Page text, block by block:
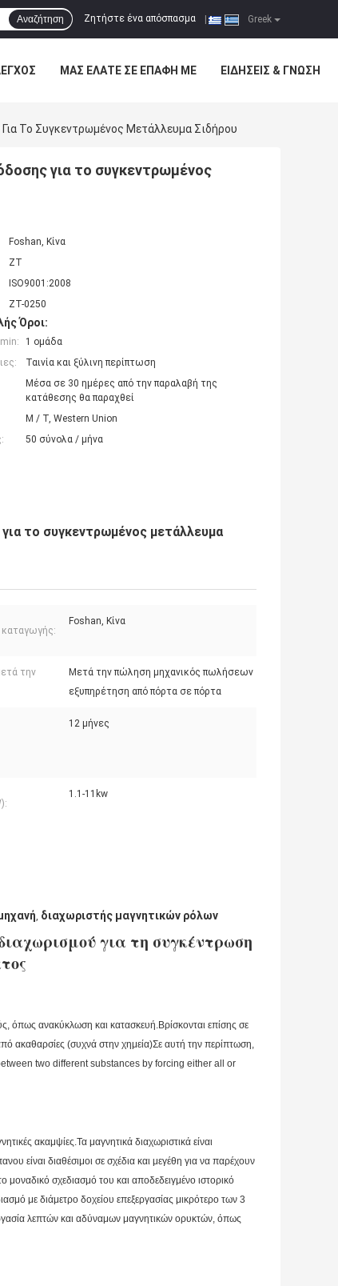
Greek
Ζητήστε ένα απόσπασμα
Αναζήτηση
ΜΑΣ ΕΛΆΤΕ ΣΕ ΕΠΑΦΉ ΜΕ ΕΙΔΉΣΕΙΣ & ΓΝΏΣΗ
Το Συγκεντρωμένος Μετάλλευμα Σιδήρου
για το συγκεντρωμένος
Foshan, Κίνα
ZT
ISO9001:2008
ZT-0250
Όροι:
1 ομάδα
Ταινία και ξύλινη περίπτωση
Μέσα σε 30 ημέρες από την παραλαβή της
κατάθεσης θα παραχθεί
Μ / Τ, Western Union
50 σύνολα / μήνα
το συγκεντρωμένος μετάλλευμα
καταγωγής:
Foshan, Κίνα
την
Μετά την πώληση μηχανικός πωλήσεων
εξυπηρέτηση από πόρτα σε πόρτα
12 μήνες
1.1-11kw
, διαχωριστής μαγνητικών ρόλων
για τη συγκέντρωση
όπως ανακύκλωση και κατασκευή.Βρίσκονται επίσης σε
ακαθαρσίες (συχνά στην χημεία)Σε αυτή την περίπτωση,
two different substances by forcing either all or
ακαμψίες.Τα μαγνητικά διαχωριστικά είναι
είναι διαθέσιμοι σε σχέδια και μεγέθη για να παρέχουν
μοναδικό σχεδιασμό του και αποδεδειγμένο ιστορικό
με διάμετρο δοχείου επεξεργασίας μικρότερο των 3
λεπτών και αδύναμων μαγνητικών ορυκτών, όπως